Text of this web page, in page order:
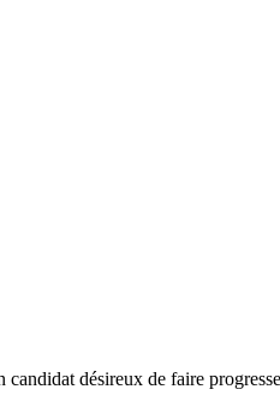
désireux de faire